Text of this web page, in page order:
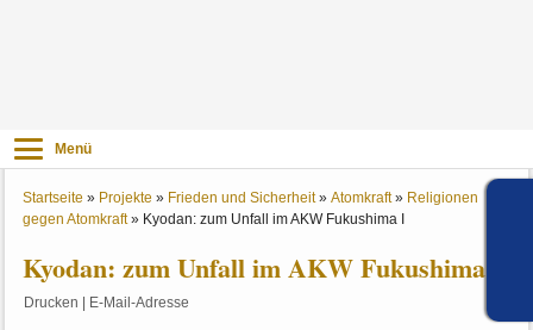
Menü
Startseite » Projekte » Frieden und Sicherheit»Atomkraft» Religionen
gegen Atomkraft» Kyodan: zum Unfall im AKW Fukushima I
Kyodan: zum Unfall im AKW Fukushima I
Drucken E-Mail-Adresse